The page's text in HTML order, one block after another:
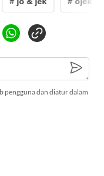
pengguna dan diatur dalam